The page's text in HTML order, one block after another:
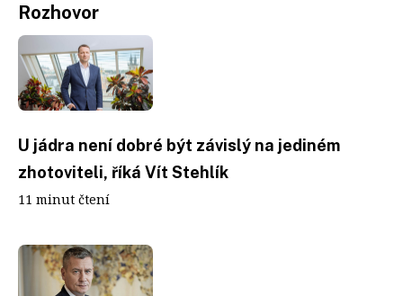
Rozhovor
U jádra není dobré být závislý na jediném
zhotoviteli, říká Vít Stehlík
11 minut čtení